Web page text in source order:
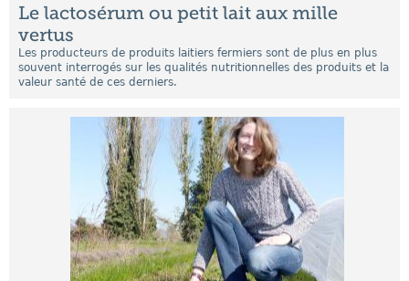
Le lactosérum ou petit lait aux mille
vertus
Les producteurs de produits laitiers fermiers sont de plus en plus
souvent interrogés sur les qualités nutritionnelles des produits et la
valeur santé de ces derniers.